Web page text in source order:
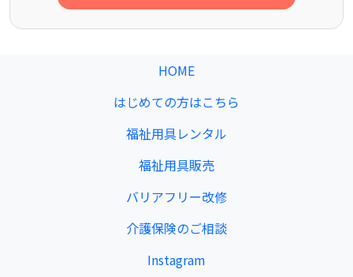
HOME
はじめての方はこちら
福祉用具レンタル
福祉用具販売
バリアフリー改修
介護保険のご相談
Instagram